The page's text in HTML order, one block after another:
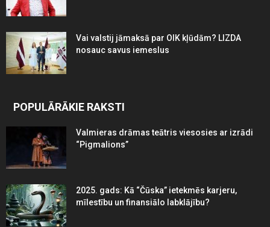
Vai valstij jāmaksā par OIK kļūdām? LIZDA
nosauc savus iemeslus
POPULĀRĀKIE RAKSTI
Valmieras drāmas teātris viesosies ar izrādi
“Pigmalions”
2025. gads: Kā “Čūska” ietekmēs karjeru,
mīlestību un finansiālo labklājību?